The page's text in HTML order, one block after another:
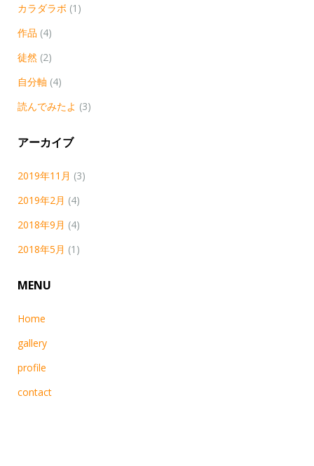
カラダラボ (1)
作品 (4)
徒然 (2)
自分軸 (4)
読んでみたよ (3)
アーカイブ
2019年11月 (3)
2019年2月 (4)
2018年9月 (4)
2018年5月 (1)
MENU
Home
gallery
profile
contact